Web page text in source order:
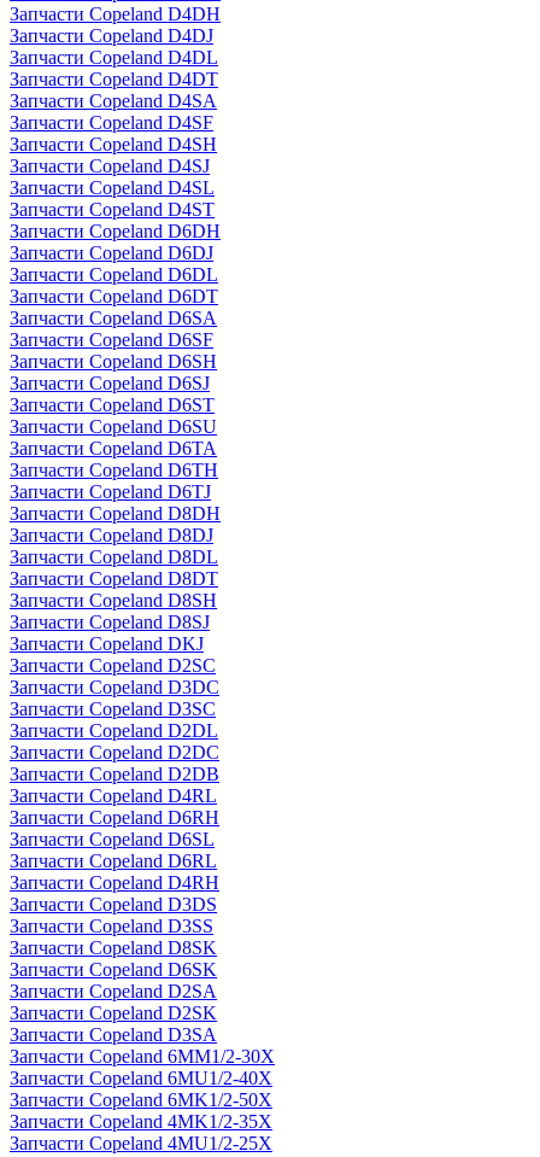
Запчасти Copeland D4DH
Запчасти Copeland D4DJ
Запчасти Copeland D4DL
Запчасти Copeland D4DT
Запчасти Copeland D4SA
Запчасти Copeland D4SF
Запчасти Copeland D4SH
Запчасти Copeland D4SJ
Запчасти Copeland D4SL
Запчасти Copeland D4ST
Запчасти Copeland D6DH
Запчасти Copeland D6DJ
Запчасти Copeland D6DL
Запчасти Copeland D6DT
Запчасти Copeland D6SA
Запчасти Copeland D6SF
Запчасти Copeland D6SH
Запчасти Copeland D6SJ
Запчасти Copeland D6ST
Запчасти Copeland D6SU
Запчасти Copeland D6TA
Запчасти Copeland D6TH
Запчасти Copeland D6TJ
Запчасти Copeland D8DH
Запчасти Copeland D8DJ
Запчасти Copeland D8DL
Запчасти Copeland D8DT
Запчасти Copeland D8SH
Запчасти Copeland D8SJ
Запчасти Copeland DKJ
Запчасти Copeland D2SC
Запчасти Copeland D3DC
Запчасти Copeland D3SC
Запчасти Copeland D2DL
Запчасти Copeland D2DC
Запчасти Copeland D2DB
Запчасти Copeland D4RL
Запчасти Copeland D6RH
Запчасти Copeland D6SL
Запчасти Copeland D6RL
Запчасти Copeland D4RH
Запчасти Copeland D3DS
Запчасти Copeland D3SS
Запчасти Copeland D8SK
Запчасти Copeland D6SK
Запчасти Copeland D2SA
Запчасти Copeland D2SK
Запчасти Copeland D3SA
Запчасти Copeland 6MM1/2-30X
Запчасти Copeland 6MU1/2-40X
Запчасти Copeland 6MK1/2-50X
Запчасти Copeland 4MK1/2-35X
Запчасти Copeland 4MU1/2-25X